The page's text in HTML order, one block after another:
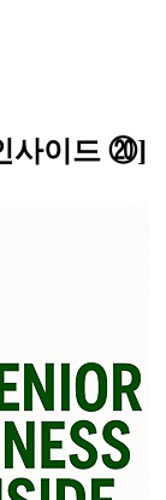
사이드 ⑳]